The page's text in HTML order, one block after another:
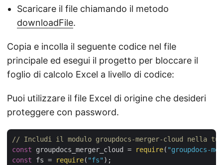
Scaricare il file chiamando il metodo
downloadFile.
Copia e incolla il seguente codice nel file
principale ed esegui il progetto per bloccare il
foglio di calcolo Excel a livello di codice:
Puoi utilizzare il file Excel di origine che desideri
proteggere con password.
// Includi il modulo groupdocs-merger-cloud nella
const groupdocs_merger_cloud = require( "groupdocs-
const fs = require( "fs" );